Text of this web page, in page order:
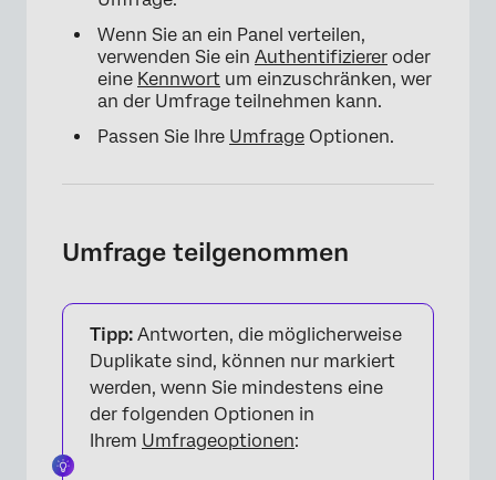
Wenn Sie an ein Panel verteilen,
verwenden Sie ein Authentifizierer oder
eine Kennwort um einzuschränken, wer
an der Umfrage teilnehmen kann.
Passen Sie Ihre Umfrage Optionen.
Umfrage teilgenommen
Tipp: Antworten, die möglicherweise
Duplikate sind, können nur markiert
werden, wenn Sie mindestens eine
der folgenden Optionen in
Ihrem Umfrageoptionen: